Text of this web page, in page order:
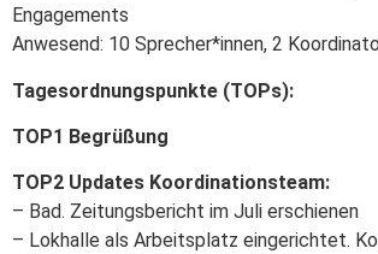
Engagements
Anwesend: 10 Sprecher*innen, 2
Tagesordnungspunkte (TOPs):
TOP1 Begrüßung
TOP2 Updates Koordinationsteam:
– Bad. Zeitungsbericht im Juli erschienen
– Lokhalle als Arbeitsplatz eingerichtet.